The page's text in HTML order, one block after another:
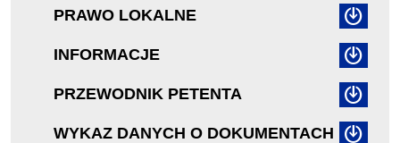
PRAWO LOKALNE
INFORMACJE
PRZEWODNIK PETENTA
WYKAZ DANYCH O DOKUMENTACH